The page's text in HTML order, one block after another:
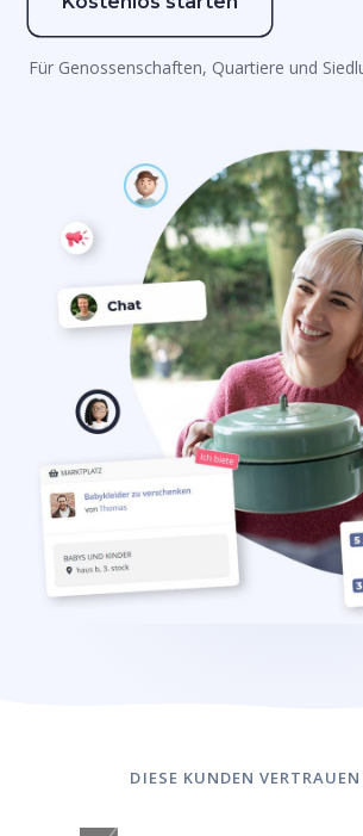
Für Genossenschaften, Quartiere und
DIESE KUNDEN